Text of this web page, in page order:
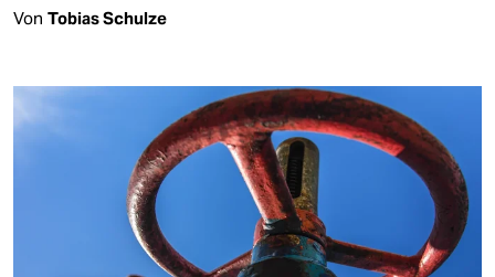
Von Tobias Schulze